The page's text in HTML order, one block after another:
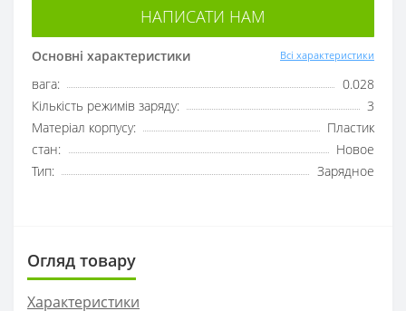
НАПИСАТИ НАМ
Основні характеристики Всі характеристики
вага:
0.028
Кількість режимів заряду:
3
Матеріал корпусу:
Пластик
стан:
Новое
Тип:
Зарядное
Огляд товару
Характеристики